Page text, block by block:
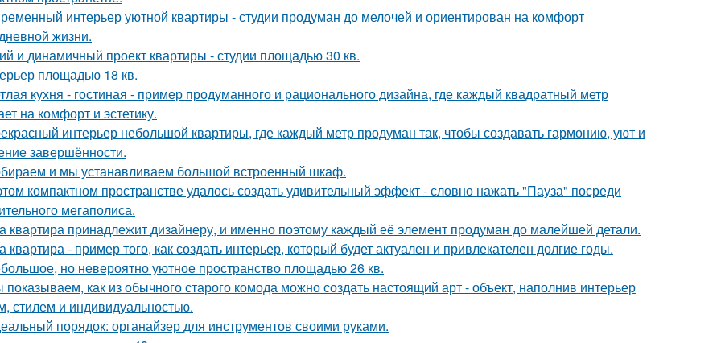
интерьер уютной квартиры - студии продуман до мелочей и ориентирован на комфорт
жизни.
и динамичный проект квартиры - студии площадью 30 кв.
площадью 18 кв.
кухня - гостиная - пример продуманного и рационального дизайна, где каждый квадратный метр
на комфорт и эстетику.
интерьер небольшой квартиры, где каждый метр продуман так, чтобы создавать гармонию, уют и
завершённости.
и мы устанавливаем большой встроенный шкаф.
компактном пространстве удалось создать удивительный эффект - словно нажать "Пауза" посреди
мегаполиса.
квартира принадлежит дизайнеру, и именно поэтому каждый её элемент продуман до малейшей детали.
квартира - пример того, как создать интерьер, который будет актуален и привлекателен долгие годы.
но невероятно уютное пространство площадью 26 кв.
как из обычного старого комода можно создать настоящий арт - объект, наполнив интерьер
стилем и индивидуальностью.
порядок: органайзер для инструментов своими руками.